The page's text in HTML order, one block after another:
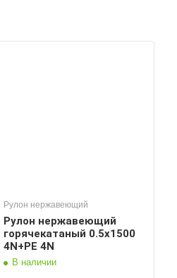
Рулон нержавеющий
Рулон нержавеющий
горячекатаный 0.5х1500
4N+PE 4N
В наличии